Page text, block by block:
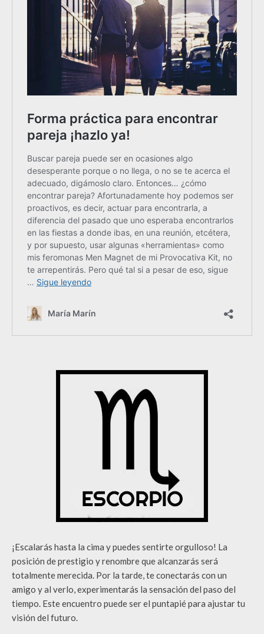
¡Escalarás hasta la cima y puedes sentirte orgulloso! La
posición de prestigio y renombre que alcanzarás será
totalmente merecida. Por la tarde, te conectarás con un
amigo y al verlo, experimentarás la sensación del paso del
tiempo. Este encuentro puede ser el puntapié para ajustar tu
visión del futuro.